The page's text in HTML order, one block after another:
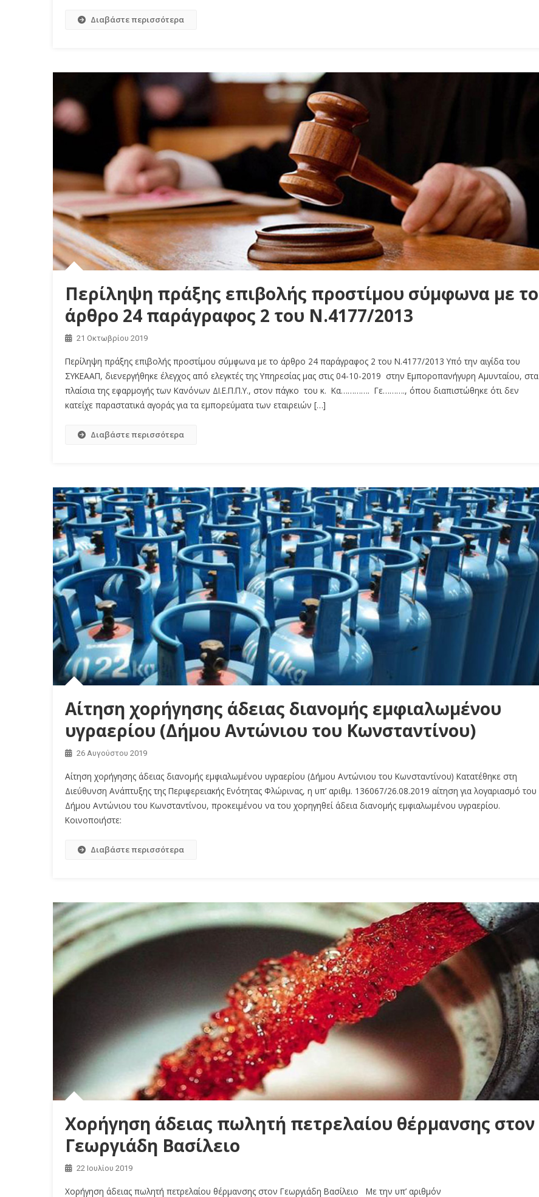
Διαβάστε περισσότερα
Περίληψη πράξης επιβολής προστίμου σύμφωνα με το
άρθρο 24 παράγραφος 2 του Ν.4177/2013
21 Οκτωβρίου 2019
Περίληψη πράξης επιβολής προστίμου σύμφωνα με το άρθρο 24 παράγραφος 2 του Ν.4177/2013 Υπό την αιγίδα του
ΣΥΚΕΑΑΠ, διενεργήθηκε έλεγχος από ελεγκτές της Υπηρεσίας μας στις 04-10-2019 στην Εμποροπανήγυρη Αμυνταίου, στα
πλαίσια της εφαρμογής των Κανόνων ΔΙ.Ε.Π.Π.Υ., στον πάγκο του κ. Κα…………. Γε………., όπου διαπιστώθηκε ότι δεν
κατείχε παραστατικά αγοράς για τα εμπορεύματα των εταιρειών […]
Διαβάστε περισσότερα
Αίτηση χορήγησης άδειας διανομής εμφιαλωμένου
υγραερίου (Δήμου Αντώνιου του Κωνσταντίνου)
26 Αυγούστου 2019
Αίτηση χορήγησης άδειας διανομής εμφιαλωμένου υγραερίου (Δήμου Αντώνιου του Κωνσταντίνου) Κατατέθηκε στη
Διεύθυνση Ανάπτυξης της Περιφερειακής Ενότητας Φλώρινας, η υπ’ αριθμ. 136067/26.08.2019 αίτηση για λογαριασμό του
Δήμου Αντώνιου του Κωνσταντίνου, προκειμένου να του χορηγηθεί άδεια διανομής εμφιαλωμένου υγραερίου.
Κοινοποιήστε:
Διαβάστε περισσότερα
Χορήγηση άδειας πωλητή πετρελαίου θέρμανσης στον
Γεωργιάδη Βασίλειο
22 Ιουλίου 2019
Χορήγηση άδειας πωλητή πετρελαίου θέρμανσης στον Γεωργιάδη Βασίλειο Με την υπ’ αριθμόν